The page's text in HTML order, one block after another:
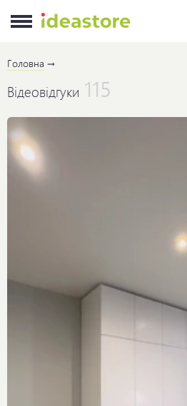
Головна
Відеовідгуки 115